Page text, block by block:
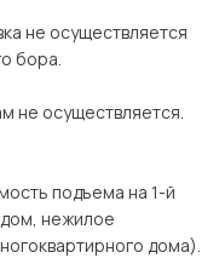
не осуществляется
бора.
не осуществляется.
подъема на 1-й
нежилое
дома).